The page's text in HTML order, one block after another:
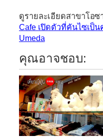
ดูรายละเอียดสาขาโอซ
Cafe เปิดตัวที่คันไซเป็น
Umeda
คุณอาจชอบ: